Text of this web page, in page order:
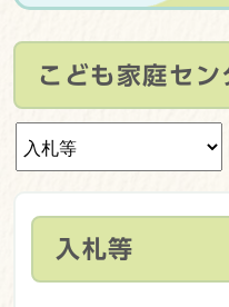
こども家庭セン
入札等